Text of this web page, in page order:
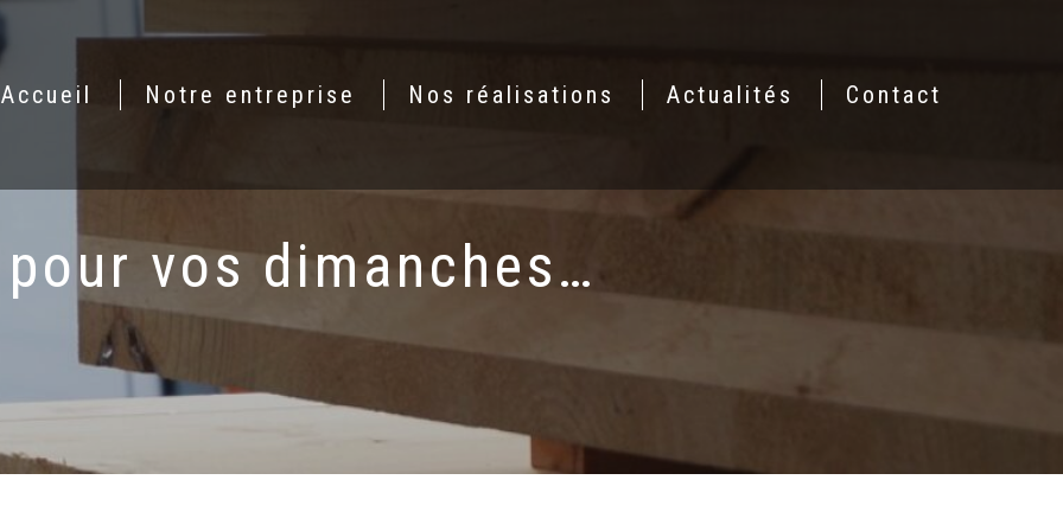
Accueil Notre entreprise Nos réalisations Actualités Contact
vos dimanches…